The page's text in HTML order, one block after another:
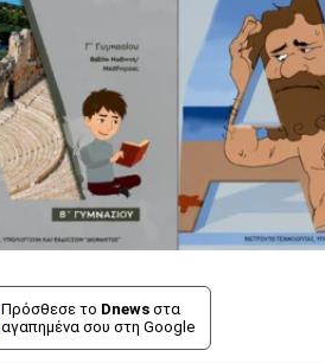
Πρόσθεσε το Dnews στα
αγαπημένα σου στη Google